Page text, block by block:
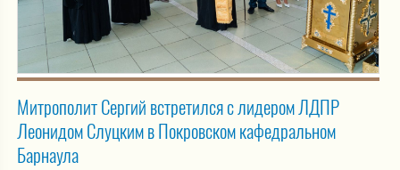
Митрополит Сергий встретился с лидером ЛДПР
Леонидом Слуцким в Покровском кафедральном
Барнаула